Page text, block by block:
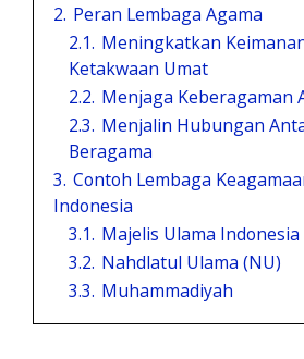
2. Peran Lembaga Agama
2.1. Meningkatkan
Ketakwaan Umat
2.2. Menjaga Keberagaman
2.3. Menjalin Hubungan
Beragama
3. Contoh Lembaga
Indonesia
3.1. Majelis Ulama Indonesia
3.2. Nahdlatul Ulama (NU)
3.3. Muhammadiyah